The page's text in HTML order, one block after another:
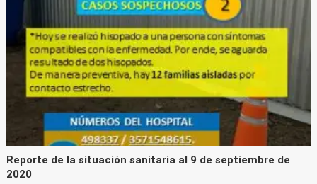
Reporte de la situación sanitaria al 9 de septiembre de
2020